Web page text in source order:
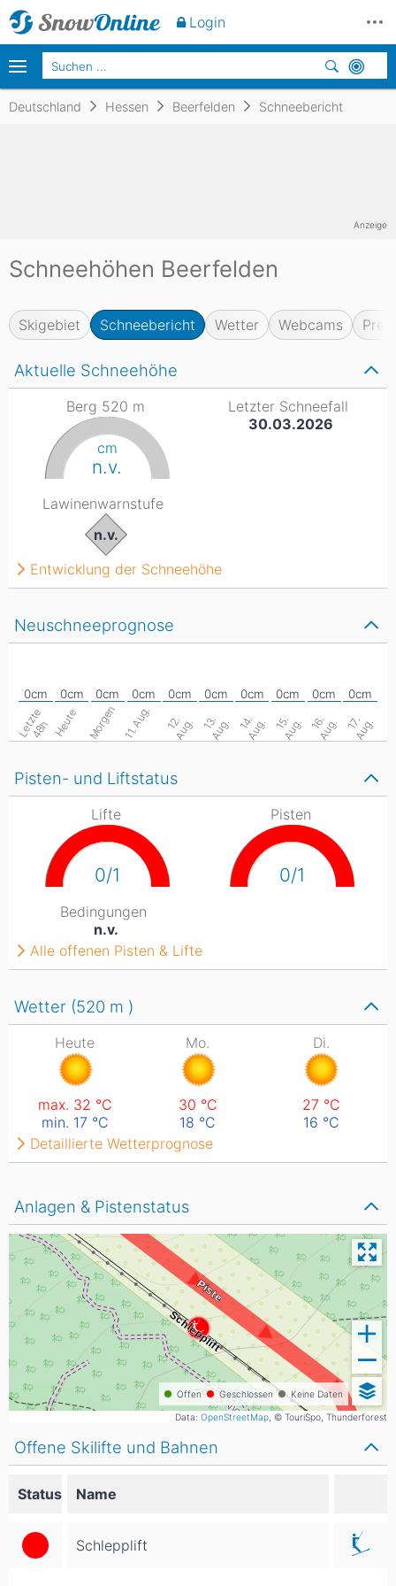
Deutschland Hessen Beerfelden Schneebericht
Schneehöhen Beerfelden
Skigebiet Schneebericht Wetter Webcams
Aktuelle Schneehöhe
Berg 520 m
cm
n.v.
Letzter Schneefall
30.03.2026
Lawinenwarnstufe
n.v.
Entwicklung der Schneehöhe
Neuschneeprognose
L
e
t
z
t
e
4
8
h Heute Morgen 11. Aug. 12
.
A
u
g. 13
.
A
u
g. 14
.
A
u
g. 15
.
A
u
g. 16
.
A
u
g. 17
.
A
u
g.
Pisten- und Liftstatus
Lifte
0/1
Pisten
0/1
Bedingungen
n.v.
Alle offenen Pisten & Lifte
Wetter (520 m )
Heute
max. 32 °C
min. 17 °C
Mo.
30 °C
18 °C
Di.
27 °C
16 °C
Detaillierte Wetterprognose
Anlagen & Pistenstatus
Offen Geschlossen Keine Daten
Data: OpenStreetMap , © TouriSpo, Thunderforest
Offene Skilifte und Bahnen
Status Name
Schlepplift
Anzeige
Login